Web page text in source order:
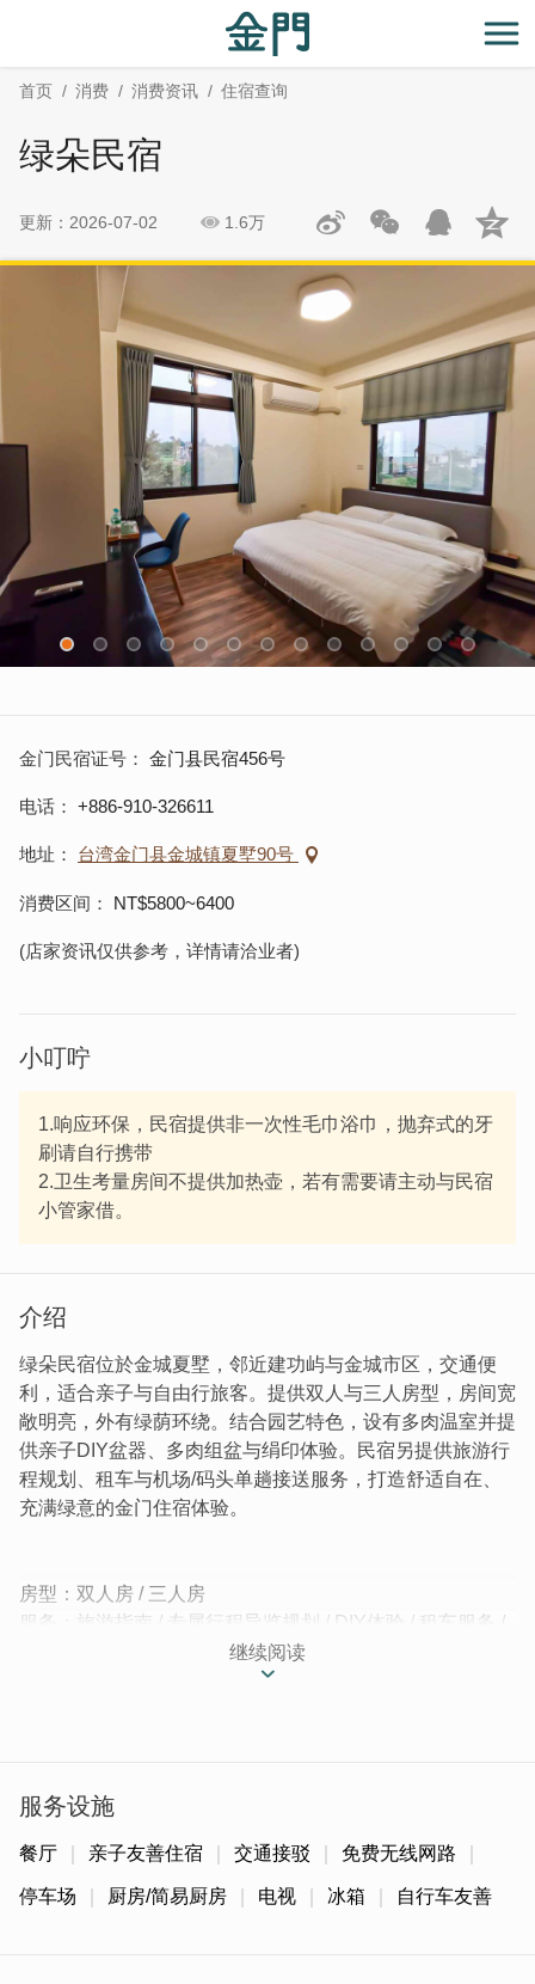
主
开
首页 消费 消费资讯 住宿查询
绿朵民宿
更新：2026-07-02 1.6万
社
金门民宿证号 金门县民宿456号
电话 +886-910-326611
地址 台湾金门县金城镇夏墅90号
消费区间 NT$5800~6400
(店家资讯仅供参考，详情请洽业者)
小叮咛
1.响应环保，民宿提供非一次性毛巾浴巾，抛弃式的牙
刷请自行携带
2.卫生考量房间不提供加热壶，若有需要请主动与民宿
小管家借。
介绍
绿朵民宿位於金城夏墅，邻近建功屿与金城市区，交通便
利，适合亲子与自由行旅客。提供双人与三人房型，房间宽
敞明亮，外有绿荫环绕。结合园艺特色，设有多肉温室并提
供亲子DIY盆器、多肉组盆与绢印体验。民宿另提供旅游行
程规划、租车与机场/码头单趟接送服务，打造舒适自在、
充满绿意的金门住宿体验。
房型：双人房 / 三人房
服务：旅游指南 / 专属行程导览规划 / DIY体验 / 租车服务 /
继续阅读
服务设施
餐厅 亲子友善住宿 交通接驳 免费无线网路
停车场 厨房/简易厨房 电视 冰箱 自行车友善